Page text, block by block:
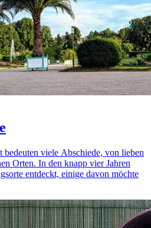
bedeuten viele Abschiede, von lieben
Orten. In den knapp vier Jahren
entdeckt, einige davon möchte